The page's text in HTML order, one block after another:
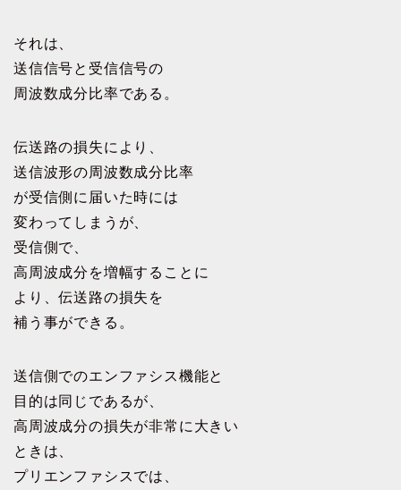
それは、
送信信号と受信信号の
周波数成分比率である。
伝送路の損失により、
送信波形の周波数成分比率
が受信側に届いた時には
変わってしまうが、
受信側で、
高周波成分を増幅することに
より、伝送路の損失を
補う事ができる。
送信側でのエンファシス機能と
目的は同じであるが、
高周波成分の損失が非常に大きい
ときは、
プリエンファシスでは、